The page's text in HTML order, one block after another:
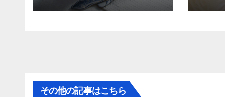
その他の記事はこちら